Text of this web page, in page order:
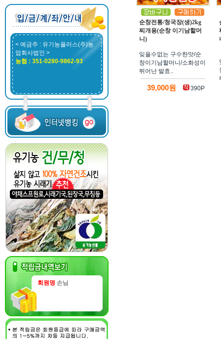
< 예금주 : 유기농플러스(주)농
업회사법인 >
농협 : 351-0280-9862-93
회원명 손님
순창전통/청국장(생)2kg
찌개용(순창 이기남할머
니)
잊을수없는 구수한맛/순
창이기남할머니/소화성이
뛰어난 발효..
39,000원 390P